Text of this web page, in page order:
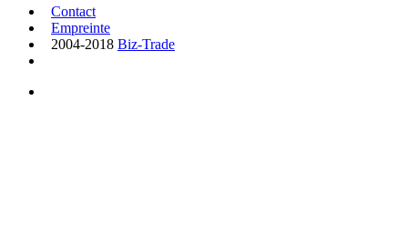
Contact
Empreinte
2004-2018 Biz-Trade